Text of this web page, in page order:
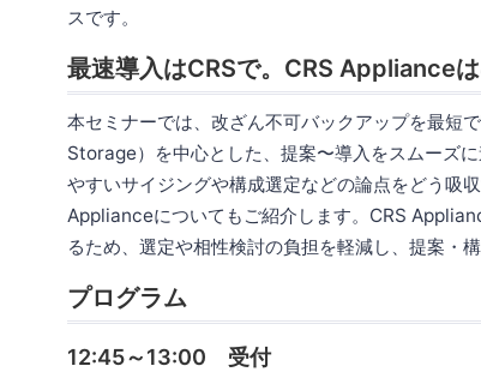
スです。
最速導入はCRSで。CRS Appliance
本セミナーでは、改ざん不可バックアップを最
Storage）を中心とした、提案〜導入をスムーズ
やすいサイジングや構成選定などの論点をどう吸
Applianceについてもご紹介します。CRS
るため、選定や相性検討の負担を軽減し、提案・
プログラム
12:45～13:00 受付